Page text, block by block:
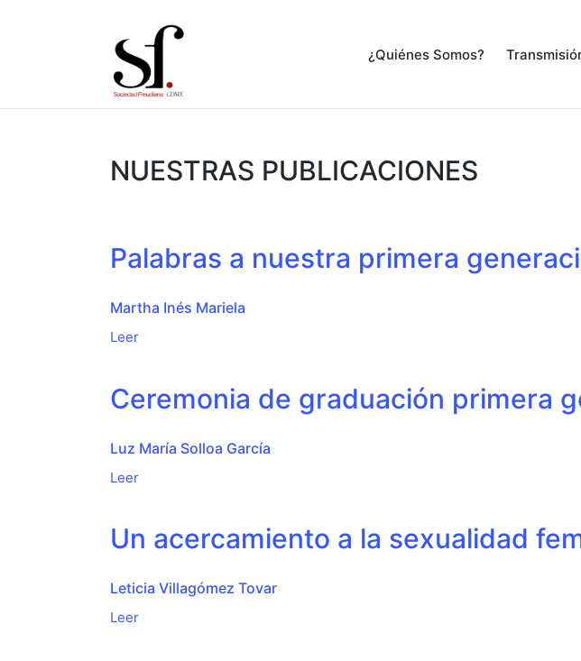
¿Quiénes Somos?
NUESTRAS PUBLICACIONES
Palabras a nuestra primera
Martha Inés Mariela
Leer
Ceremonia de graduación primera
Luz María Solloa García
Leer
Un acercamiento a la sexualidad
Leticia Villagómez Tovar
Leer